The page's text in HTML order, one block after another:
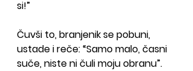
si!”
Čuvši to, branjenik se pobuni,
ustade i reče: “Samo malo, časni
suče, niste ni čuli moju obranu”.